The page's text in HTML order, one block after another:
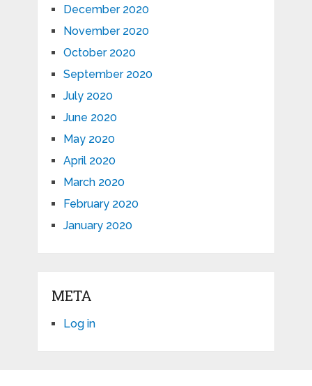
December 2020
November 2020
October 2020
September 2020
July 2020
June 2020
May 2020
April 2020
March 2020
February 2020
January 2020
META
Log in